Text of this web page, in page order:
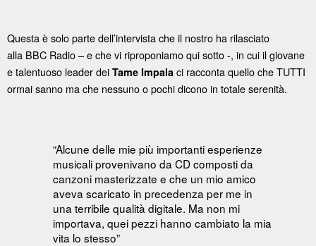
Questa è solo parte dell’intervista che il nostro ha rilasciato
alla BBC Radio – e che vi riproponiamo qui sotto -, in cui il giovane
e talentuoso leader dei Tame Impala ci racconta quello che TUTTI
ormai sanno ma che nessuno o pochi dicono in totale serenità.
“Alcune delle mie più importanti esperienze
musicali provenivano da CD composti da
canzoni masterizzate e che un mio amico
aveva scaricato in precedenza per me in
una terribile qualità digitale. Ma non mi
importava, quei pezzi hanno cambiato la mia
vita lo stesso”